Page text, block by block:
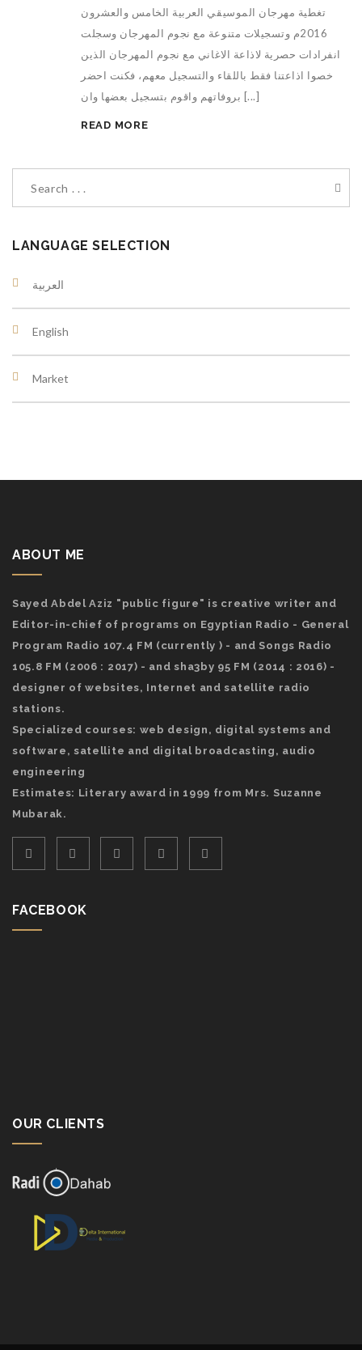
تغطية مهرجان الموسيقي العربية الخامس والعشرون
2016م وتسجيلات متنوعة مع نجوم المهرجان وسجلت
انفرادات حصرية لاذاعة الاغاني مع نجوم المهرجان الذين
خصوا اذاعتنا فقط باللقاء والتسجيل معهم، فكنت احضر
بروفاتهم واقوم بتسجيل بعضها وان [...]
READ MORE
LANGUAGE SELECTION
العربية
English
Market
ABOUT ME
Sayed Abdel Aziz "public figure" is creative writer and
Editor-in-chief of programs on Egyptian Radio - General
Program Radio 107.4 FM (currently ) - and Songs Radio
105.8 FM (2006 : 2017) - and sha3by 95 FM (2014 : 2016) -
designer of websites, Internet and satellite radio
stations.
Specialized courses: web design, digital systems and
software, satellite and digital broadcasting, audio
engineering
Estimates: Literary award in 1999 from Mrs. Suzanne
Mubarak.
FACEBOOK
OUR CLIENTS